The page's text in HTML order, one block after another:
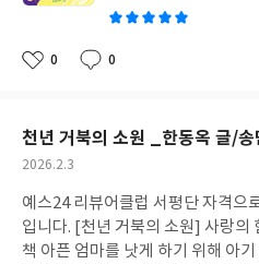
것을 알려준다. 인간이 탄소를 쓰는 방법을 알게 되면서 석탄과 석유
다. 온실가스는 이산화탄소, 수증
을 귀여운 그림, 알기 쉬운 대화체를 통해 알려
단어들의 반복과 배열을 보면 왜 제
통해 아이들과 지구에 관심을 가지
수 있을 것이라 기대한다. 이 책을 읽으면서 너무 귀엽고, 재미난 그
림과 대사, 알기 쉬운 설명으로 바르게
좋
0
댓
0
작
천년 거북의 소원 _한동옥 글/송
작
일
2026.2.3
예스24 리뷰어클럽 서평단 자격으
입니다. [천년 거북의 소원] 사랑의
책 아픈 엄마를 낫게 하기 위해 아기 거북 '용뿌기'이는 용왕님을 찾